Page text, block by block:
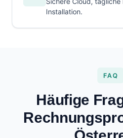
Installation.
FAQ
Häufige